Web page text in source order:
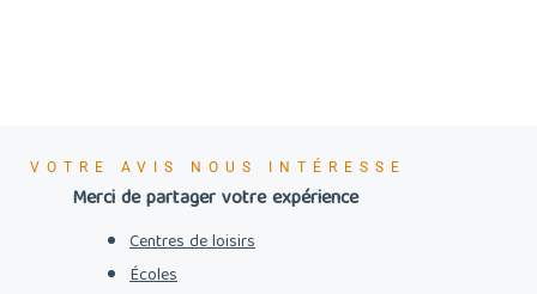
VOTRE AVIS NOUS INTÉRESSE
Merci de partager votre expérience
Centres de loisirs
Écoles